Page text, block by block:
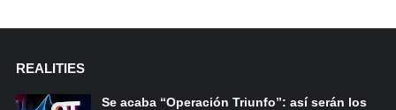
REALITIES
Se acaba “Operación Triunfo”: así serán los